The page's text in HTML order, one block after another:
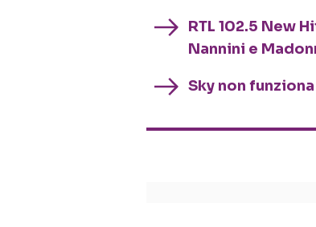
RTL 102.5 New
Nannini e
Sky non